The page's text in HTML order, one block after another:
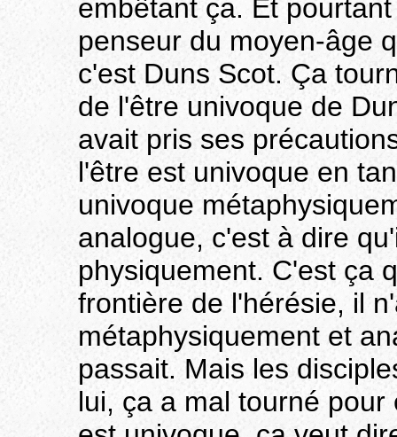
embêtant ça. Et
penseur du moyen-âge
c'est Duns Scot. Ça
de l'être univoque de
avait pris ses
l'être est univoque en
univoque
analogue, c'est à dire
physiquement. C'est ça
frontière de l'hérésie, il
métaphysiquement et
passait. Mais les
lui, ça a mal tourné